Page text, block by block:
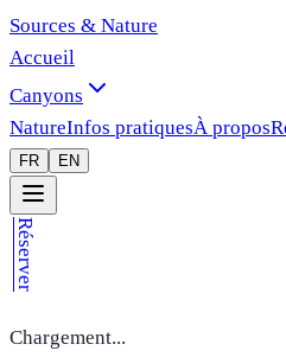
Sources & Nature
Accueil
Canyons
NatureInfos pratiquesÀ propos
FR EN
Réserver
Chargement...